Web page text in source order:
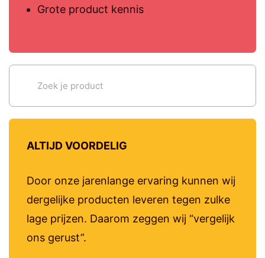
Grote product kennis
ALTIJD VOORDELIG
Door onze jarenlange ervaring kunnen wij
dergelijke producten leveren tegen zulke
lage prijzen. Daarom zeggen wij “vergelijk
ons gerust”.